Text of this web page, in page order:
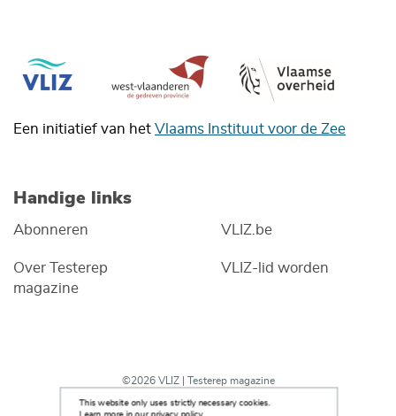
Een initiatief van het Vlaams Instituut voor de Zee
Handige links
Abonneren
Over Testerep
magazine
VLIZ.be
VLIZ-lid worden
©2026 VLIZ | Testerep magazine
This website only uses strictly necessary cookies.